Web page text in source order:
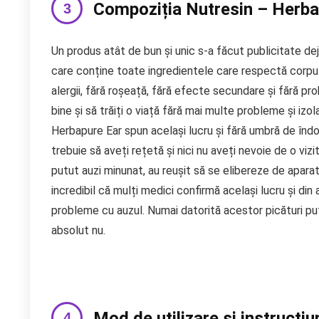
Compoziția Nutresin –
Un produs atât de bun și unic s-a făcut publicitate
care conține toate ingredientele care respectă
alergii, fără roșeață, fără efecte secundare și fără
bine și să trăiți o viață fără mai multe probleme și
Herbapure Ear spun același lucru și fără umbră de
trebuie să aveți rețetă și nici nu aveți nevoie de o
putut auzi minunat, au reușit să se elibereze de
incredibil că mulți medici confirmă același lucru și
probleme cu auzul. Numai datorită acestor picături
absolut nu.